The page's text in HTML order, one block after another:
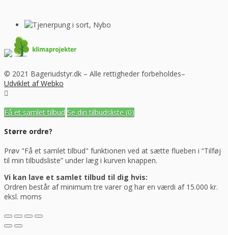
© 2021 Bageriudstyr.dk – Alle rettigheder forbeholdes–
Udviklet af Webko
Få et samlet tilbud Se din tilbudsliste (0)
Større ordre?
Prøv "Få et samlet tilbud" funktionen ved at sætte flueben i “Tilføj
til min tilbudsliste” under læg i kurven knappen.
Vi kan lave et samlet tilbud til dig hvis:
Ordren består af minimum tre varer og har en værdi af 15.000 kr.
eksl. moms